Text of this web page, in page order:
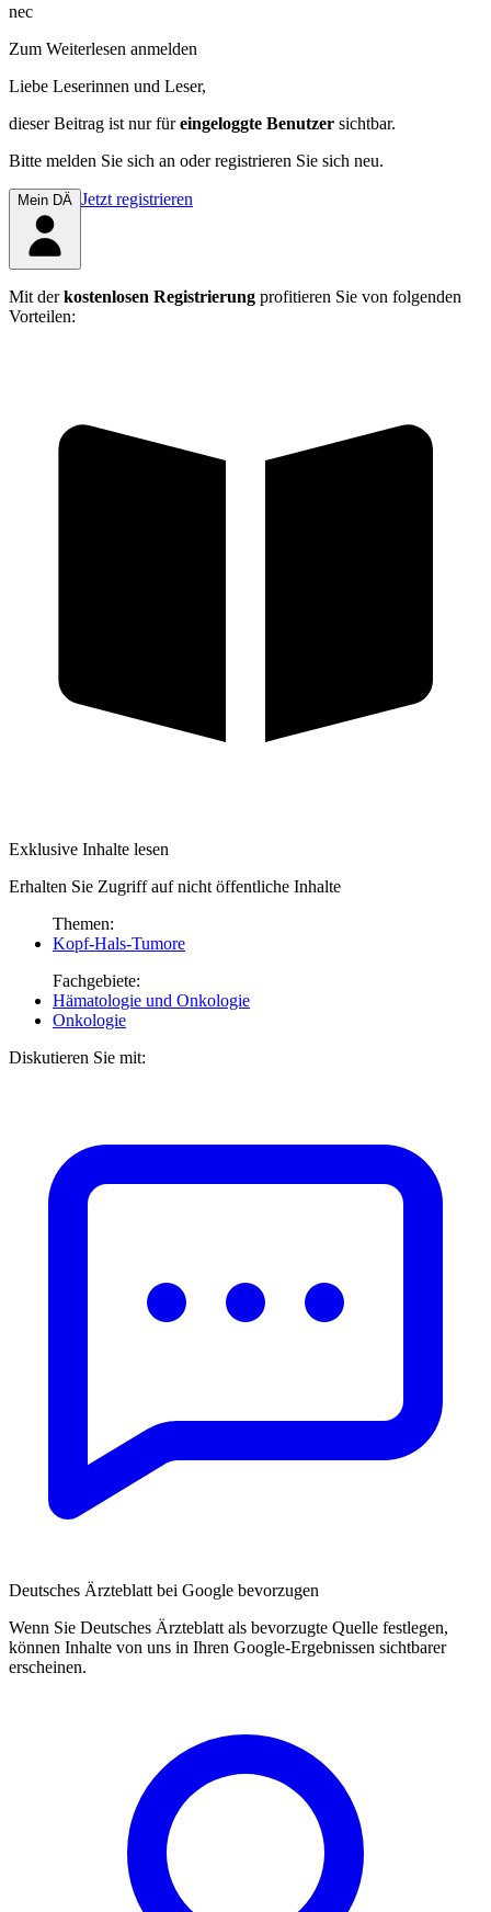
nec
Zum Weiterlesen anmelden
Liebe Leserinnen und Leser,
dieser Beitrag ist nur füreingeloggte Benutzer sichtbar.
Bitte melden Sie sich an oder registrieren Sie sich neu.
Mein DÄ Jetzt registrieren
Mit derkostenlosen Registrierung profitieren Sie von folgenden
Vorteilen:
Exklusive Inhalte lesen
Erhalten Sie Zugriff auf nicht öffentliche Inhalte
Themen:
Kopf-Hals-Tumore
Fachgebiete:
Hämatologie und Onkologie
Onkologie
Diskutieren Sie mit:
Deutsches Ärzteblatt bei Google bevorzugen
Wenn Sie Deutsches Ärzteblatt als bevorzugte Quelle festlegen,
können Inhalte von uns in Ihren Google-Ergebnissen sichtbarer
erscheinen.